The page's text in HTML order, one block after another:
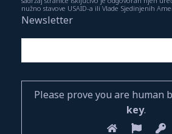
nužno stavove USAID-a ili Vlade Sjedinjenih
Newsletter
Please prove you are human
key.